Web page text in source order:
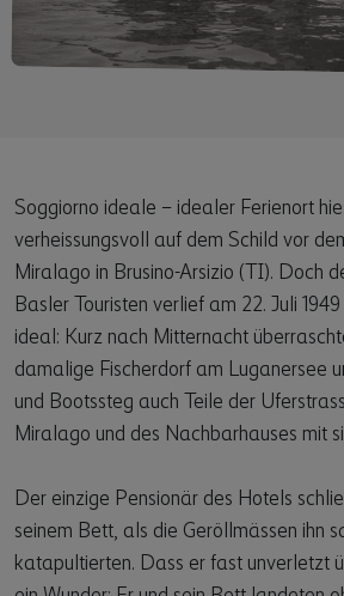
Soggiorno ideale – idealer Ferienort
verheissungsvoll auf dem Schild vor
Miralago in Brusino-Arsizio (TI). Doch
Basler Touristen verlief am 22. Juli
ideal: Kurz nach Mitternacht
damalige Fischerdorf am Luganersee
und Bootssteg auch Teile der
Miralago und des Nachbarhauses mit
Der einzige Pensionär des Hotels
seinem Bett, als die Geröllmässen ihn
katapultierten. Dass er fast unverletzt